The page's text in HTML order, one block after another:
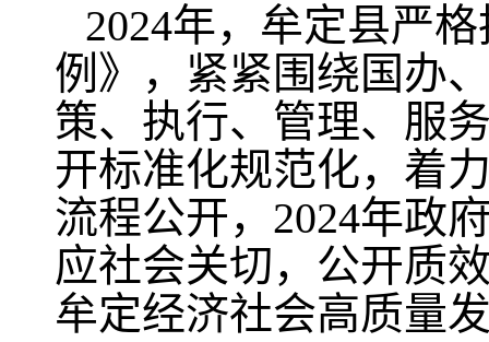
2024年，牟定县严
例》，紧紧围绕国办
策、执行、管理、服
开标准化规范化，着
流程公开，2024年政
应社会关切，公开质
牟定经济社会高质量